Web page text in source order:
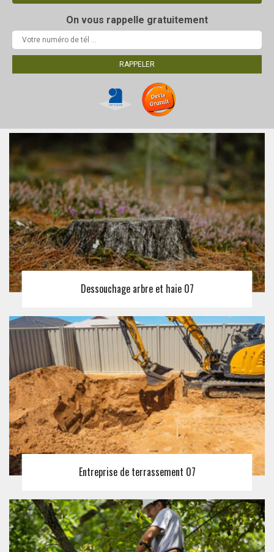
On vous rappelle gratuitement
Dessouchage arbre et haie 07
Entreprise de terrassement 07